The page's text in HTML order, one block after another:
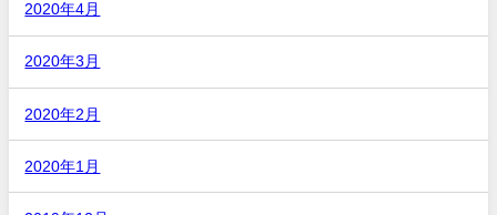
2020年4月
2020年3月
2020年2月
2020年1月